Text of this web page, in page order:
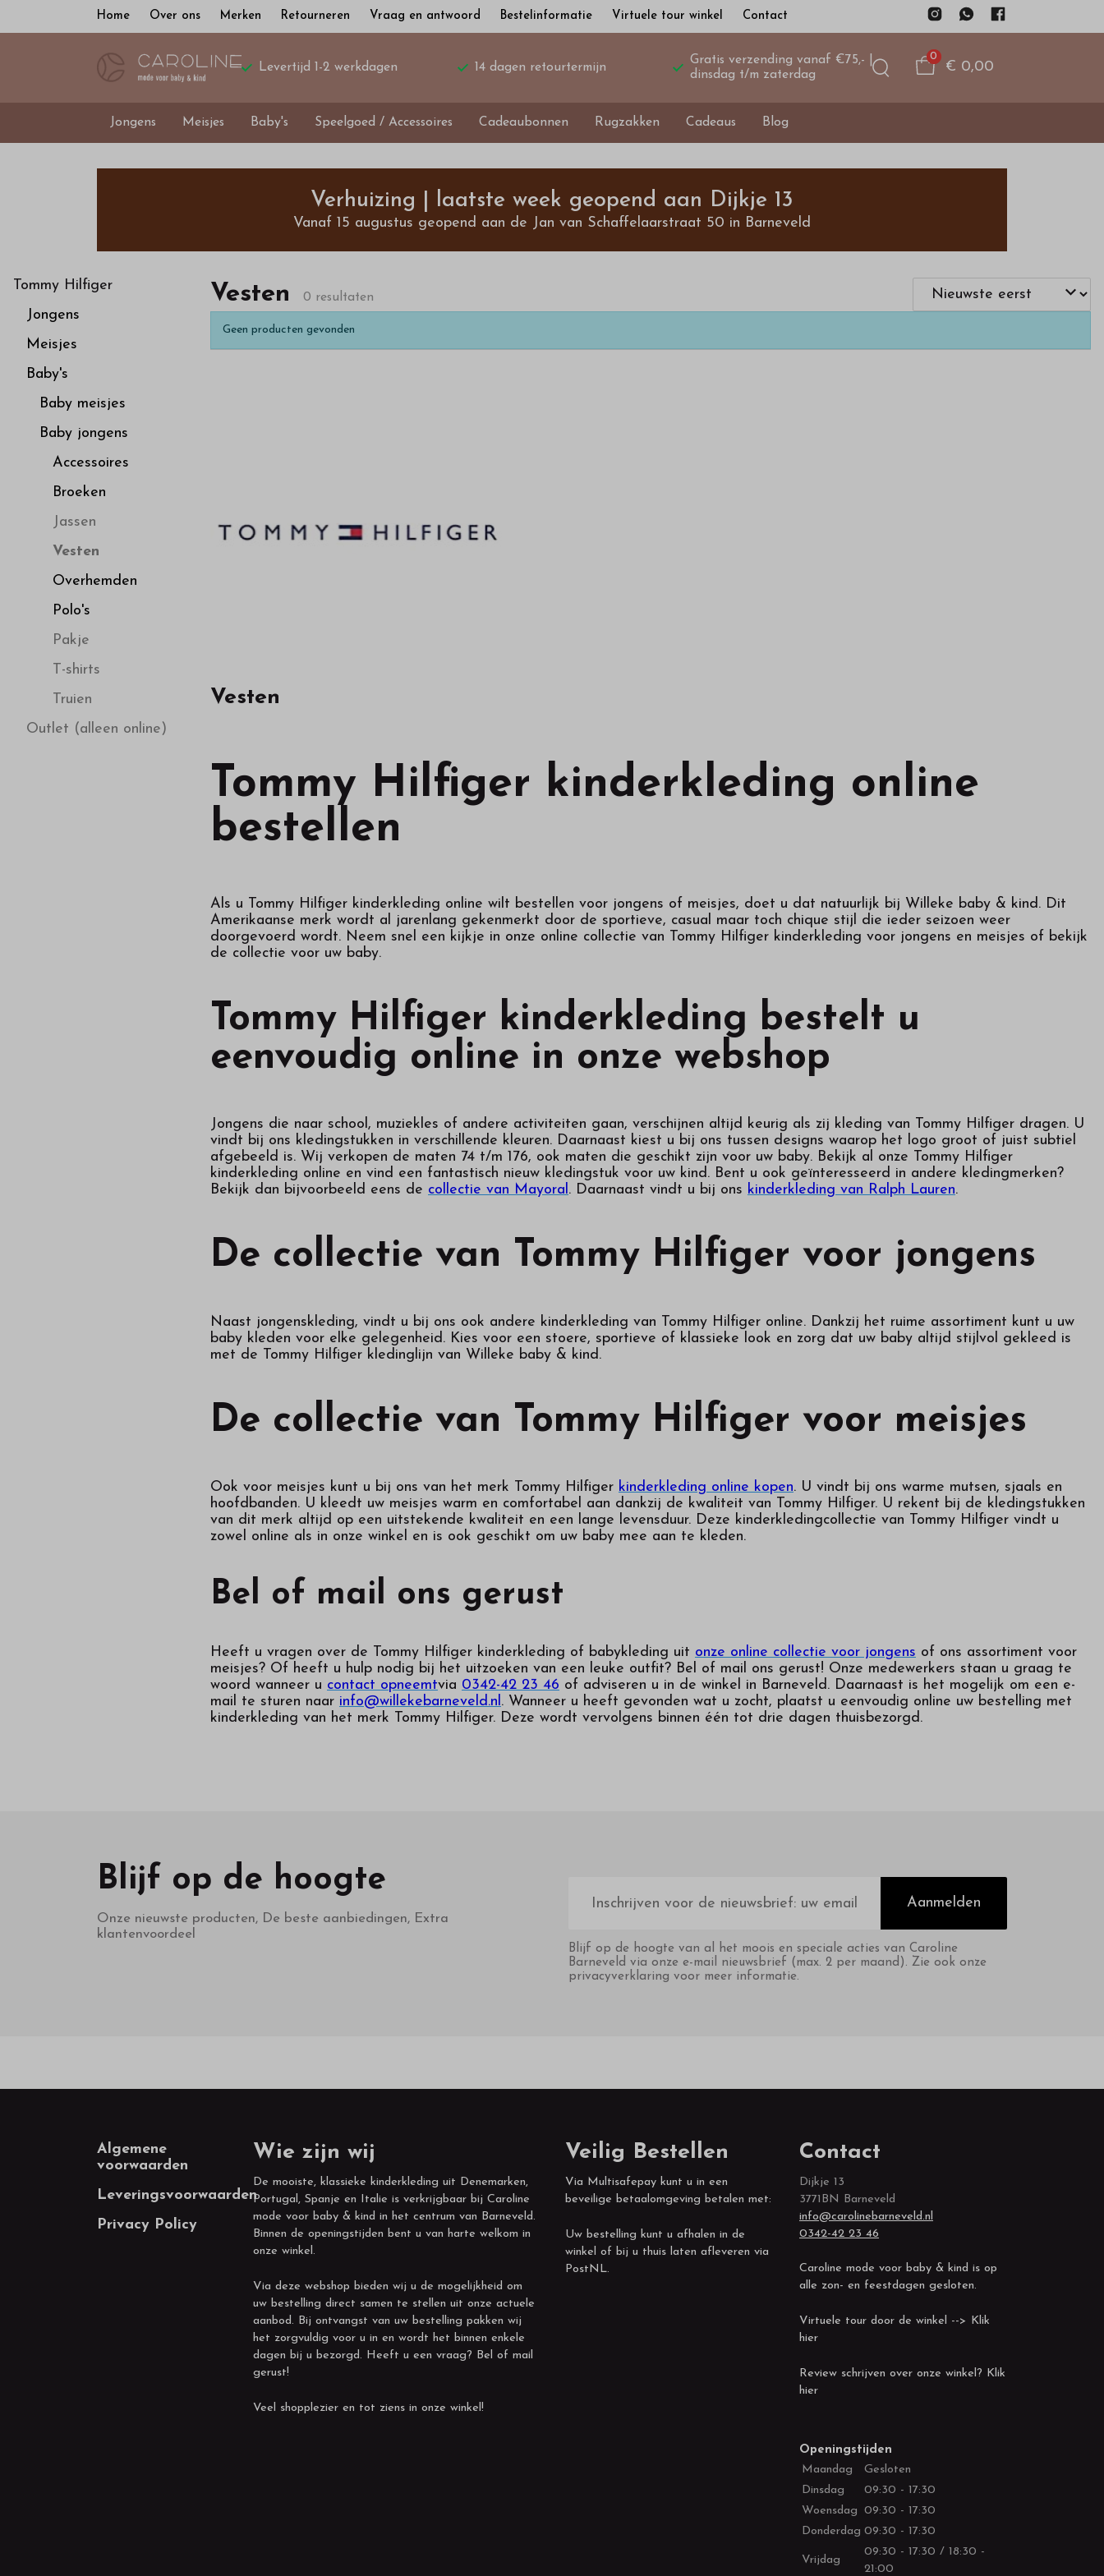
Home Over ons Merken Retourneren Vraag en antwoord Bestelinformatie Virtuele tour winkel Contact
Levertijd 1-2 werkdagen 14 dagen retourtermijn
Gratis verzending vanaf €75,- |
dinsdag t/m zaterdag
0
€ 0,00
Jongens Meisjes Baby's Speelgoed / Accessoires Cadeaubonnen Rugzakken Cadeaus Blog
Vesten
Bestel
kinderkleding
van
hoge
kwaliteit
onze
webshop
Verhuizing | laatste week geopend aan Dijkje 13
Vanaf 15 augustus geopend aan de Jan van Schaffelaarstraat 50 in Barneveld
Tommy Hilfiger
Jongens
Meisjes
Baby's
Baby meisjes
Baby jongens
Accessoires
Broeken
Jassen
Vesten
Overhemden
Polo's
Pakje
T-shirts
Truien
Outlet (alleen online)
Vesten 0 resultaten
Geen producten gevonden
Vesten
Tommy Hilfiger kinderkleding online
bestellen
Als u Tommy Hilfiger kinderkleding online wilt bestellen voor jongens of meisjes, doet u dat natuurlijk bij Willeke baby & kind. Dit
Amerikaanse merk wordt al jarenlang gekenmerkt door de sportieve, casual maar toch chique stijl die ieder seizoen weer
doorgevoerd wordt. Neem snel een kijkje in onze online collectie van Tommy Hilfiger kinderkleding voor jongens en meisjes of bekijk
de collectie voor uw baby.
Tommy Hilfiger kinderkleding bestelt u
eenvoudig online in onze webshop
Jongens die naar school, muziekles of andere activiteiten gaan, verschijnen altijd keurig als zij kleding van Tommy Hilfiger dragen. U
vindt bij ons kledingstukken in verschillende kleuren. Daarnaast kiest u bij ons tussen designs waarop het logo groot of juist subtiel
afgebeeld is. Wij verkopen de maten 74 t/m 176, ook maten die geschikt zijn voor uw baby. Bekijk al onze Tommy Hilfiger
kinderkleding online en vind een fantastisch nieuw kledingstuk voor uw kind. Bent u ook geïnteresseerd in andere kledingmerken?
Bekijk dan bijvoorbeeld eens de collectie van Mayoral. Daarnaast vindt u bij ons kinderkleding van Ralph Lauren.
De collectie van Tommy Hilfiger voor jongens
Naast jongenskleding, vindt u bij ons ook andere kinderkleding van Tommy Hilfiger online. Dankzij het ruime assortiment kunt u uw
baby kleden voor elke gelegenheid. Kies voor een stoere, sportieve of klassieke look en zorg dat uw baby altijd stijlvol gekleed is
met de Tommy Hilfiger kledinglijn van Willeke baby & kind.
De collectie van Tommy Hilfiger voor meisjes
Ook voor meisjes kunt u bij ons van het merk Tommy Hilfiger kinderkleding online kopen. U vindt bij ons warme mutsen, sjaals en
hoofdbanden. U kleedt uw meisjes warm en comfortabel aan dankzij de kwaliteit van Tommy Hilfiger. U rekent bij de kledingstukken
van dit merk altijd op een uitstekende kwaliteit en een lange levensduur. Deze kinderkledingcollectie van Tommy Hilfiger vindt u
zowel online als in onze winkel en is ook geschikt om uw baby mee aan te kleden.
Bel of mail ons gerust
Heeft u vragen over de Tommy Hilfiger kinderkleding of babykleding uit onze online collectie voor jongens of ons assortiment voor
meisjes? Of heeft u hulp nodig bij het uitzoeken van een leuke outfit? Bel of mail ons gerust! Onze medewerkers staan u graag te
woord wanneer u contact opneemtvia 0342-42 23 46 of adviseren u in de winkel in Barneveld. Daarnaast is het mogelijk om een e-
mail te sturen naar info@willekebarneveld.nl. Wanneer u heeft gevonden wat u zocht, plaatst u eenvoudig online uw bestelling met
kinderkleding van het merk Tommy Hilfiger. Deze wordt vervolgens binnen één tot drie dagen thuisbezorgd.
Blijf op de hoogte
Onze nieuwste producten, De beste aanbiedingen, Extra
klantenvoordeel
mailadres
Aanmelden
Blijf op de hoogte van al het moois en speciale acties van Caroline
Barneveld via onze e-mail nieuwsbrief (max. 2 per maand). Zie ook onze
privacyverklaring voor meer informatie.
Footer
Algemene
voorwaarden
Leveringsvoorwaarden
Privacy Policy
Wie zijn wij
De mooiste, klassieke kinderkleding uit Denemarken,
Portugal, Spanje en Italie is verkrijgbaar bij Caroline
mode voor baby & kind in het centrum van Barneveld.
Binnen de openingstijden bent u van harte welkom in
onze winkel.
Via deze webshop bieden wij u de mogelijkheid om
uw bestelling direct samen te stellen uit onze actuele
aanbod. Bij ontvangst van uw bestelling pakken wij
het zorgvuldig voor u in en wordt het binnen enkele
dagen bij u bezorgd. Heeft u een vraag? Bel of mail
gerust!
Veel shopplezier en tot ziens in onze winkel!
Veilig Bestellen
Via Multisafepay kunt u in een
beveilige betaalomgeving betalen met:
Uw bestelling kunt u afhalen in de
winkel of bij u thuis laten afleveren via
PostNL.
Contact
Dijkje 13
3771BN Barneveld
info@carolinebarneveld.nl
0342-42 23 46
Caroline mode voor baby & kind is op
alle zon- en feestdagen gesloten.
Virtuele tour door de winkel --> Klik
hier
Review schrijven over onze winkel? Klik
hier
Openingstijden
Maandag
Gesloten
Dinsdag
09:30 - 17:30
Woensdag 09:30 - 17:30
Donderdag 09:30 - 17:30
Vrijdag
09:30 - 17:30 / 18:30 -
21:00